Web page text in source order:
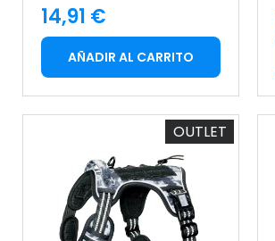
Precio
14,91 €
AÑADIR AL CARRITO
OUTLET